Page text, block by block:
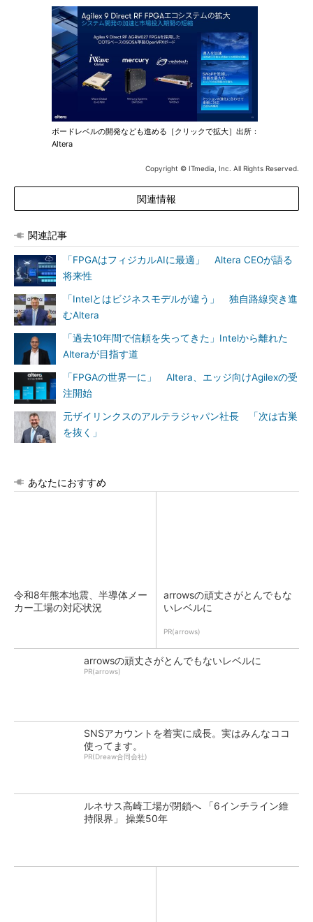
ボードレベルの開発なども進める［クリックで拡大］出所：
Altera
Copyright © ITmedia, Inc. All Rights Reserved.
関連情報
関連記事
「FPGAはフィジカルAIに最適」 Altera CEOが語る
将来性
「Intelとはビジネスモデルが違う」 独自路線突き進
むAltera
「過去10年間で信頼を失ってきた」Intelから離れた
Alteraが目指す道
「FPGAの世界一に」 Altera、エッジ向けAgilexの受
注開始
元ザイリンクスのアルテラジャパン社長 「次は古巣
を抜く」
あなたにおすすめ
令和8年熊本地震、半導体メー
カー工場の対応状況
arrowsの頑丈さがとんでもな
いレベルに
PR(arrows)
arrowsの頑丈さがとんでもないレベルに
PR(arrows)
SNSアカウントを着実に成長。実はみんなココ
使ってます。
PR(Dreaw合同会社)
ルネサス高崎工場が閉鎖へ 「6インチライン維
持限界」 操業50年